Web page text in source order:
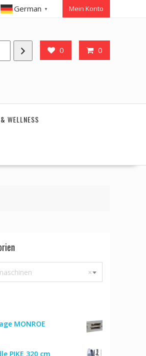
German ▼ Mein Konto
0 0
WELLNESS
×
MONROE
PIKE 320 cm